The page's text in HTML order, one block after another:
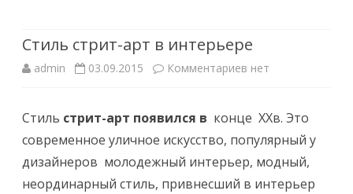
Стиль стрит-арт в интерьере
admin 03.09.2015 Комментариев к
а
и
нет
Стиль стрит-арт появился в конце ХХв. Это
современное уличное искусство, популярный у
дизайнеров молодежный интерьер, модный,
неординарный стиль, привнесший в интерьер